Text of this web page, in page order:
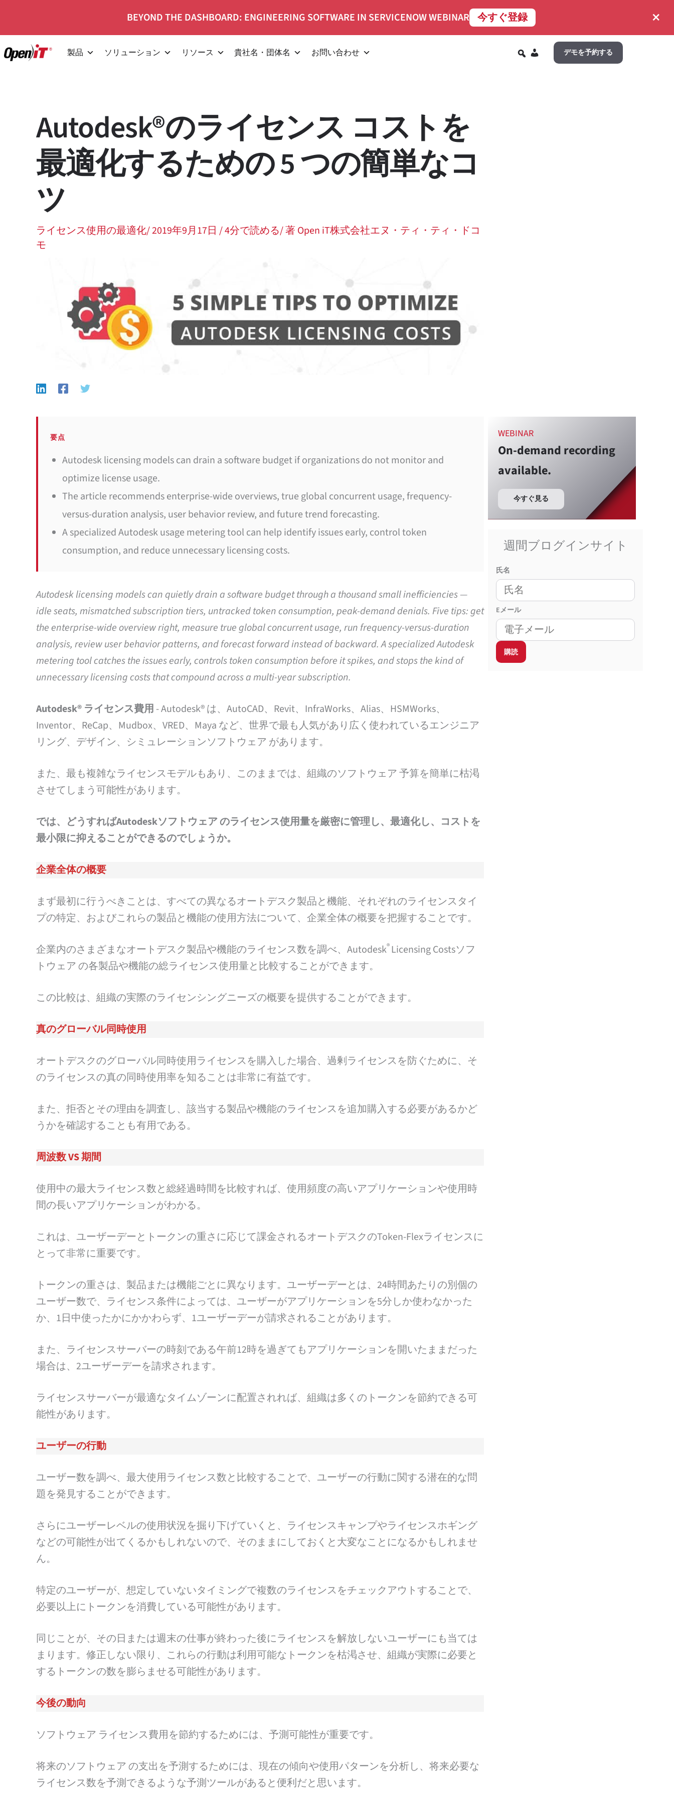
ン
BEYOND THE DASHBOARD: ENGINEERING SOFTWARE IN SERVICENOW WEBINAR 今すぐ登録 ×
製品 ソリューション リソース 貴社名・団体名 お問い合わせ デモを予約する
Autodesk®のライセンス コストを
最適化するための 5 つの簡単なコ
ツ
ライセンス使用の最適化/2019年9月17日 / 4分で読める/ 著Open iT株式会社エヌ・ティ・ティ・ドコ
モ
要点
Autodesk licensing models can drain a software budget if organizations do not monitor and
optimize license usage.
The article recommends enterprise-wide overviews, true global concurrent usage, frequency-
versus-duration analysis, user behavior review, and future trend forecasting.
A specialized Autodesk usage metering tool can help identify issues early, control token
consumption, and reduce unnecessary licensing costs.
Autodesk licensing models can quietly drain a software budget through a thousand small inefficiencies —
idle seats, mismatched subscription tiers, untracked token consumption, peak-demand denials. Five tips: get
the enterprise-wide overview right, measure true global concurrent usage, run frequency-versus-duration
analysis, review user behavior patterns, and forecast forward instead of backward. A specialized Autodesk
metering tool catches the issues early, controls token consumption before it spikes, and stops the kind of
unnecessary licensing costs that compound across a multi-year subscription.
Autodesk® ライセンス費用 - Autodesk® は、AutoCAD、Revit、InfraWorks、Alias、HSMWorks、
Inventor、ReCap、Mudbox、VRED、Maya など、世界で最も人気があり広く使われているエンジニア
リング、デザイン、シミュレーションソフトウェア があります。
また、最も複雑なライセンスモデルもあり、このままでは、組織のソフトウェア 予算を簡単に枯渇
させてしまう可能性があります。
では、どうすればAutodeskソフトウェア のライセンス使用量を厳密に管理し、最適化し、コストを
最小限に抑えることができるのでしょうか。
企業全体の概要
まず最初に行うべきことは、すべての異なるオートデスク製品と機能、それぞれのライセンスタイ
プの特定、およびこれらの製品と機能の使用方法について、企業全体の概要を把握することです。
企業内のさまざまなオートデスク製品や機能のライセンス数を調べ、Autodesk®Licensing Costsソフ
トウェア の各製品や機能の総ライセンス使用量と比較することができます。
この比較は、組織の実際のライセンシングニーズの概要を提供することができます。
真のグローバル同時使用
オートデスクのグローバル同時使用ライセンスを購入した場合、過剰ライセンスを防ぐために、そ
のライセンスの真の同時使用率を知ることは非常に有益です。
また、拒否とその理由を調査し、該当する製品や機能のライセンスを追加購入する必要があるかど
うかを確認することも有用である。
周波数 VS 期間
使用中の最大ライセンス数と総経過時間を比較すれば、使用頻度の高いアプリケーションや使用時
間の長いアプリケーションがわかる。
これは、ユーザーデーとトークンの重さに応じて課金されるオートデスクのToken-Flexライセンスに
とって非常に重要です。
トークンの重さは、製品または機能ごとに異なります。ユーザーデーとは、24時間あたりの別個の
ユーザー数で、ライセンス条件によっては、ユーザーがアプリケーションを5分しか使わなかった
か、1日中使ったかにかかわらず、1ユーザーデーが請求されることがあります。
また、ライセンスサーバーの時刻である午前12時を過ぎてもアプリケーションを開いたままだった
場合は、2ユーザーデーを請求されます。
ライセンスサーバーが最適なタイムゾーンに配置されれば、組織は多くのトークンを節約できる可
能性があります。
ユーザーの行動
ユーザー数を調べ、最大使用ライセンス数と比較することで、ユーザーの行動に関する潜在的な問
題を発見することができます。
さらにユーザーレベルの使用状況を掘り下げていくと、ライセンスキャンプやライセンスホギング
などの可能性が出てくるかもしれないので、そのままにしておくと大変なことになるかもしれませ
ん。
特定のユーザーが、想定していないタイミングで複数のライセンスをチェックアウトすることで、
必要以上にトークンを消費している可能性があります。
同じことが、その日または週末の仕事が終わった後にライセンスを解放しないユーザーにも当ては
まります。修正しない限り、これらの行動は利用可能なトークンを枯渇させ、組織が実際に必要と
するトークンの数を膨らませる可能性があります。
今後の動向
ソフトウェア ライセンス費用を節約するためには、予測可能性が重要です。
将来のソフトウェア の支出を予測するためには、現在の傾向や使用パターンを分析し、将来必要な
ライセンス数を予測できるような予測ツールがあると便利だと思います。
WEBINAR
On-demand recording
available.
今すぐ見る
週間ブログインサイト
氏名
Eメール